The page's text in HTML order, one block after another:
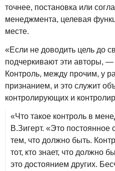
точнее, постановка или
менеджмента, целевая
месте.
«Если не доводить цель до
подчеркивают эти авторы, —
Контроль, между прочим, у
признанием, и это служит
контролирующих и
«Что такое контроль в
В.Зигерт. «Это постоянное
тем, что должно быть.
тот, кто знает, что должно
это достоянием других.